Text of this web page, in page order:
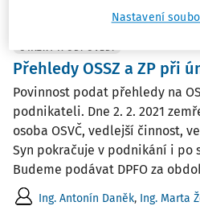
OTÁZKY A ODPOVĚDI
Přehledy OSSZ a ZP při
Povinnost podat přehledy na
podnikateli. Dne 2. 2. 2021
osoba OSVČ, vedlejší činnost,
Syn pokračuje v podnikání i po
Budeme podávat DPFO za
Ing. Antonín Daněk, Ing. Marta
Nastavení